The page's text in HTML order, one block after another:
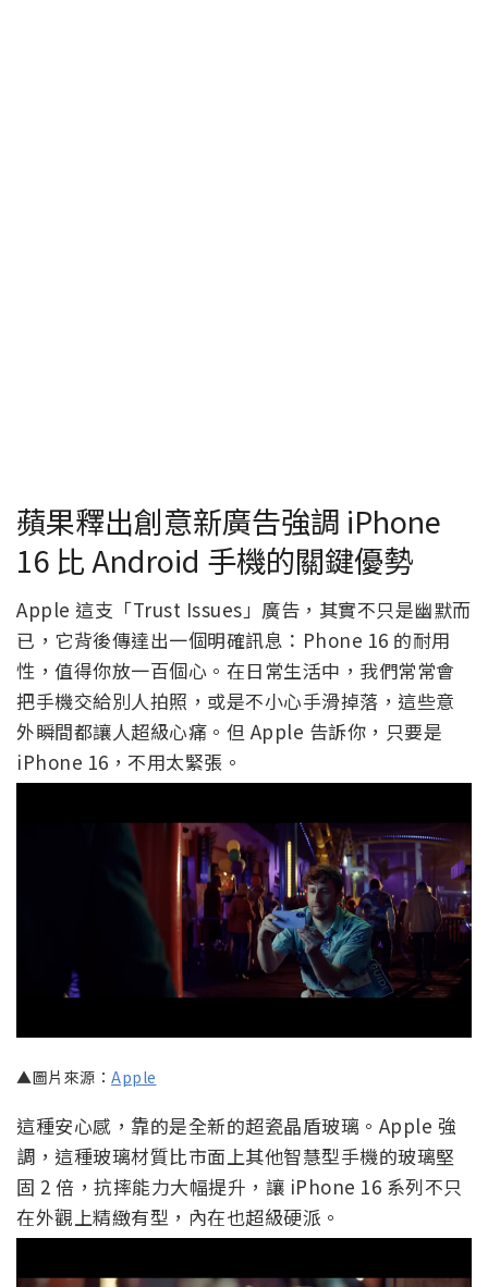
蘋果釋出創意新廣告強調 iPhone
16 比 Android 手機的關鍵優勢
Apple 這支「Trust Issues」廣告，其實不只是幽默而
已，它背後傳達出一個明確訊息：Phone 16 的耐用
性，值得你放一百個心。在日常生活中，我們常常會
把手機交給別人拍照，或是不小心手滑掉落，這些意
外瞬間都讓人超級心痛。但 Apple 告訴你，只要是
iPhone 16，不用太緊張。
▲圖片來源： Apple
這種安心感，靠的是全新的超瓷晶盾玻璃。Apple 強
調，這種玻璃材質比市面上其他智慧型手機的玻璃堅
固 2 倍，抗摔能力大幅提升，讓 iPhone 16 系列不只
在外觀上精緻有型，內在也超級硬派。